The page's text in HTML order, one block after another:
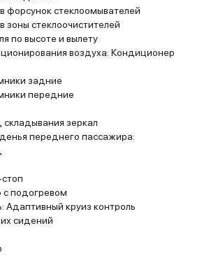
форсунок стеклоомывателей
зоны стеклоочистителей
по высоте и вылету
воздуха: Кондиционер
задние
передние
зеркал
переднего пассажира:
с подогревом
Адаптивный круиз контроль
сидений